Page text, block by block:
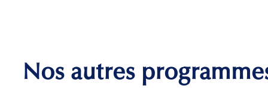
Nos autres